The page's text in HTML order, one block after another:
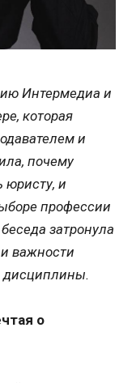
Интермедиа и
которая
и
почему
и
профессии
затронула
важности
дисциплины.
о